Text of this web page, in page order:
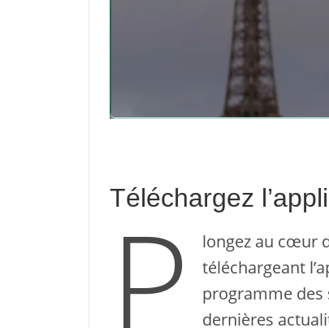
Téléchargez
P
longez au cœur
téléchargeant
programme
dernières